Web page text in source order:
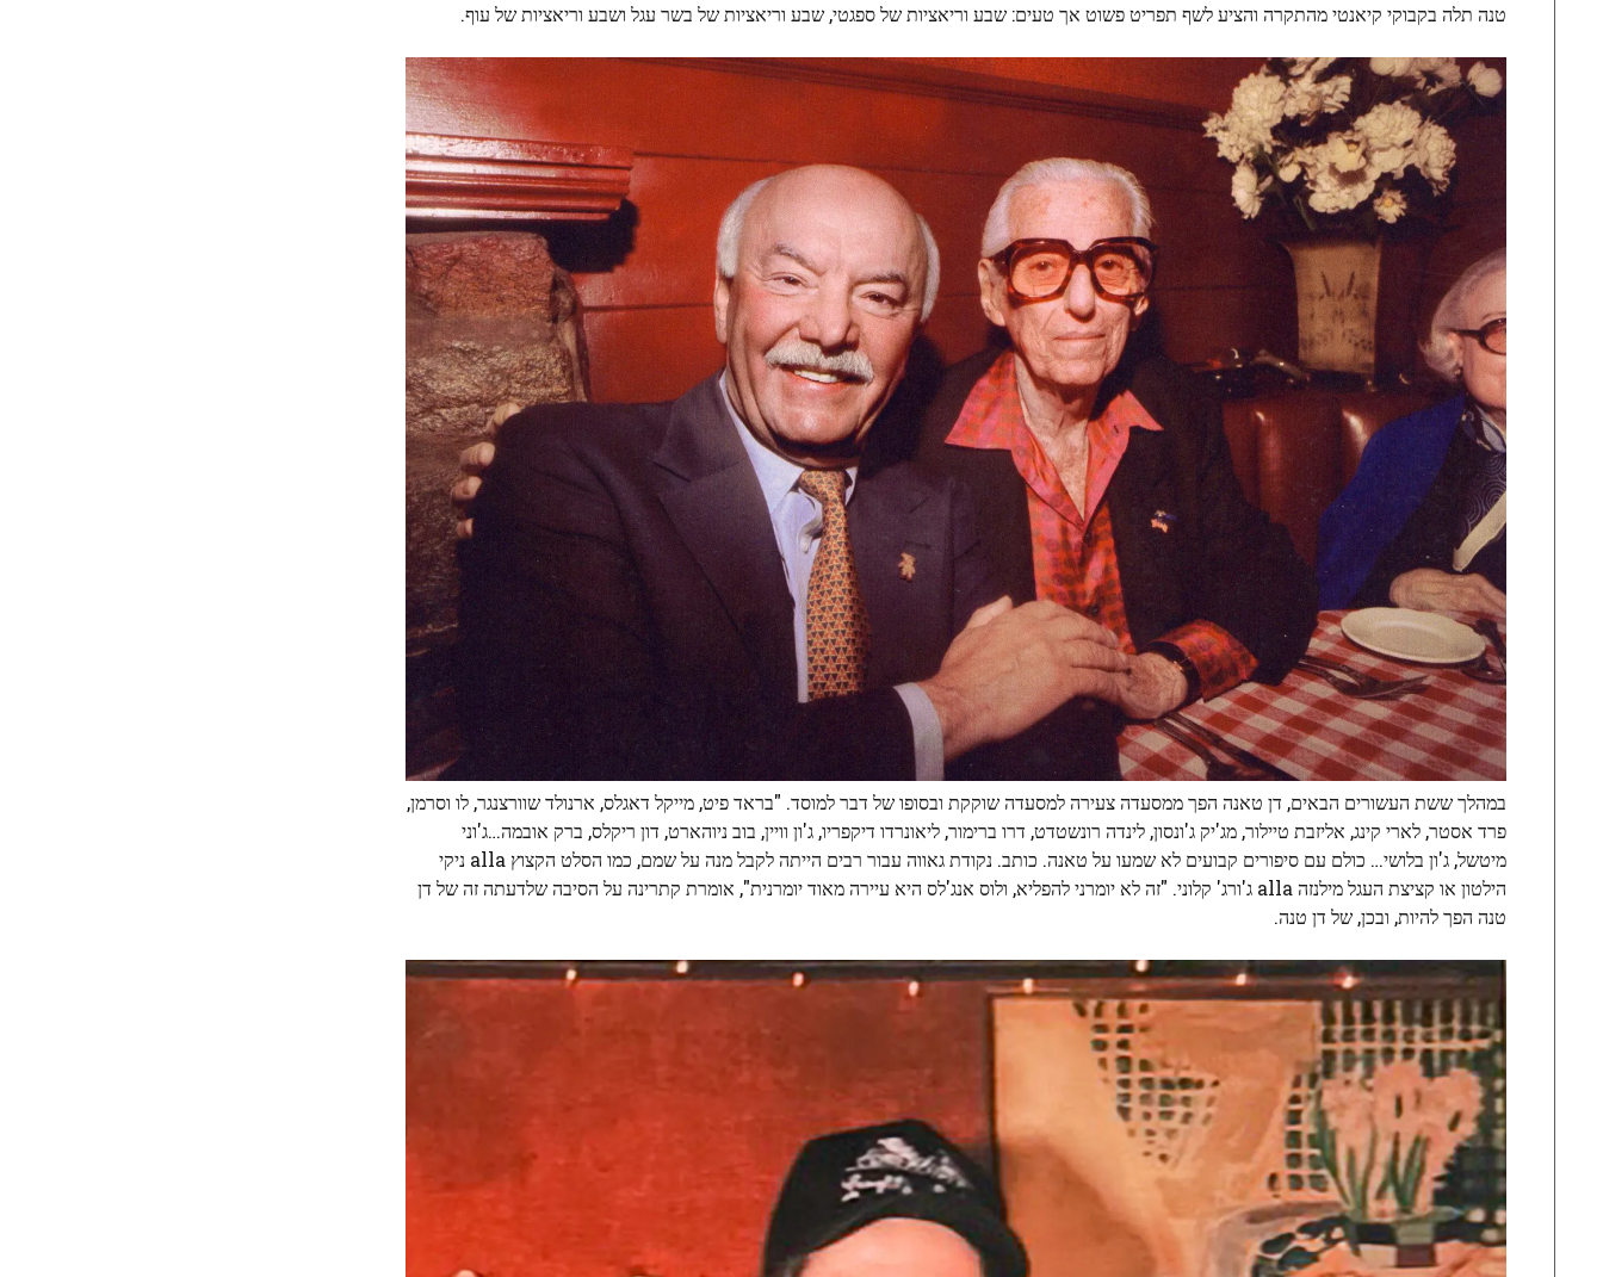
טנה תלה בקבוקי קיאנטי מהתקרה והציע לשף תפריט פשוט אך טעים: שבע וריאציות של ספגטי, שבע וריאציות של בשר עגל ושבע וריאציות של עוף.
במהלך ששת העשורים הבאים, דן טאנה הפך ממסעדה צעירה למסעדה שוקקת ובסופו של דבר למוסד. "בראד פיט, מייקל דאגלס, ארנולד שוורצנגר, לו וסרמן,
פרד אסטר, לארי קינג, אליזבת טיילור, מג'יק ג'ונסון, לינדה רונשטדט, דרו ברימור, ליאונרדו דיקפריו, ג'ון וויין, בוב ניוהארט, דון ריקלס, ברק אובמה…ג'וני
מיטשל, ג'ון בלושי… כולם עם סיפורים קבועים לא שמעו על טאנה. כותב. נקודת גאווה עבור רבים הייתה לקבל מנה על שמם, כמו הסלט הקצוץ alla ניקי
הילטון או קציצת העגל מילנזה alla ג'ורג' קלוני. "זה לא יומרני להפליא, ולוס אנג'לס היא עיירה מאוד יומרנית", אומרת קתרינה על הסיבה שלדעתה זה של דן
טנה הפך להיות, ובכן, של דן טנה.